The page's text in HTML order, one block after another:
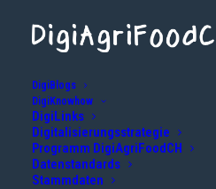
DigiBlogs
DigiKnowhow
DigiLinks
Digitalisierungsstrategie
Programm DigiAgriFoodCH
Datenstandards
Stammdaten